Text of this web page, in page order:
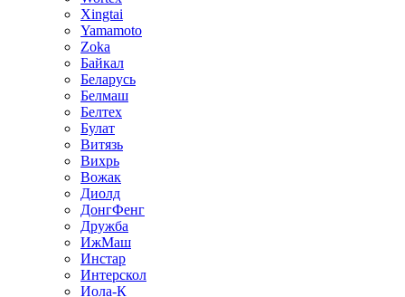
Xingtai
Yamamoto
Zoka
Байкал
Беларусь
Белмаш
Белтех
Булат
Витязь
Вихрь
Вожак
Диолд
ДонгФенг
Дружба
ИжМаш
Инстар
Интерскол
Иола-К